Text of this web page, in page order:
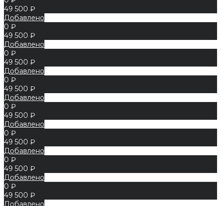
49 500 ₽
Добавлено
0 ₽
49 500 ₽
Добавлено
0 ₽
49 500 ₽
Добавлено
0 ₽
49 500 ₽
Добавлено
0 ₽
49 500 ₽
Добавлено
0 ₽
49 500 ₽
Добавлено
0 ₽
49 500 ₽
Добавлено
0 ₽
49 500 ₽
Добавлено